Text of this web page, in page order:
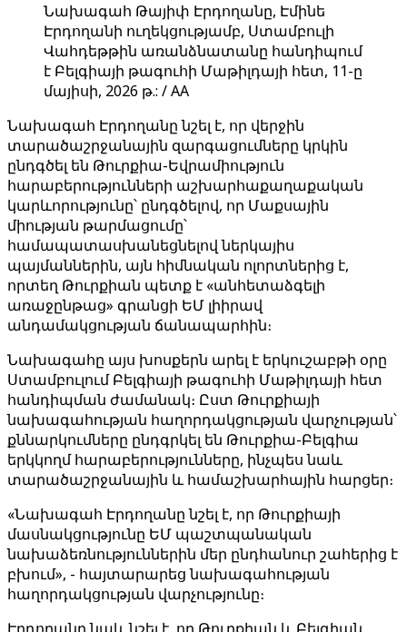
Նախագահ Թայիփ Էրդողանը, Էմինե
Էրդողանի ուղեկցությամբ, Ստամբուլի
Վահդեթթին առանձնատանը հանդիպում
է Բելգիայի թագուհի Մաթիլդայի հետ, 11-ը
մայիսի, 2026 թ.: / AA
Նախագահ Էրդողանը նշել է, որ վերջին
տարածաշրջանային զարգացումները կրկին
ընդգծել են Թուրքիա-Եվրամիություն
հարաբերությունների աշխարհաքաղաքական
կարևորությունը՝ ընդգծելով, որ Մաքսային
միության թարմացումը՝
համապատասխանեցնելով ներկայիս
պայմաններին, այն հիմնական ոլորտներից է,
որտեղ Թուրքիան պետք է «անհետաձգելի
առաջընթաց» գրանցի ԵՄ լիիրավ
անդամակցության ճանապարհին։
Նախագահը այս խոսքերն արել է երկուշաբթի օրը
Ստամբուլում Բելգիայի թագուհի Մաթիլդայի հետ
հանդիպման ժամանակ։ Ըստ Թուրքիայի
նախագահության հաղորդակցության վարչության՝
քննարկումները ընդգրկել են Թուրքիա-Բելգիա
երկկողմ հարաբերությունները, ինչպես նաև
տարածաշրջանային և համաշխարհային հարցեր։
«Նախագահ Էրդողանը նշել է, որ Թուրքիայի
մասնակցությունը ԵՄ պաշտպանական
նախաձեռնություններին մեր ընդհանուր շահերից է
բխում», - հայտարարեց նախագահության
հաղորդակցության վարչությունը։